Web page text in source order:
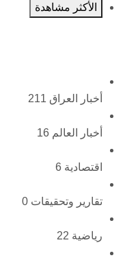
الأكثر مشاهدة
أخبار العراق 211
أخبار العالم 16
اقتصادية 6
تقارير وتحقيقات 0
رياضية 22